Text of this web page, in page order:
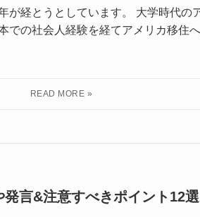
が経とうとしています。 大学時代の
での社会人経験を経てアメリカ移住
言&注意すべきポイント12選